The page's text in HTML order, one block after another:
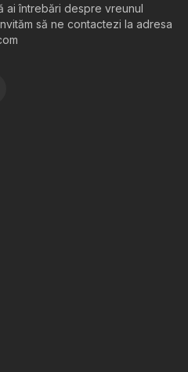
ai întrebări despre vreunul
să ne contactezi la adresa